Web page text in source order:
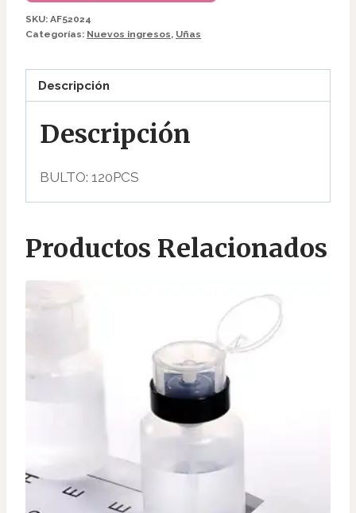
AF52024
cantidad
SKU: AF52024
Categorías: Nuevos ingresos, Uñas
Descripción
Descripción
BULTO: 120PCS
Productos Relacionados